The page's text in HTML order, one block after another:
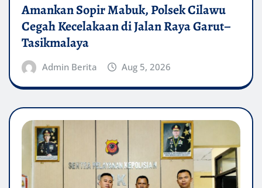
Amankan Sopir Mabuk, Polsek Cilawu
Cegah Kecelakaan di Jalan Raya Garut–
Tasikmalaya
Admin Berita Aug 5, 2026